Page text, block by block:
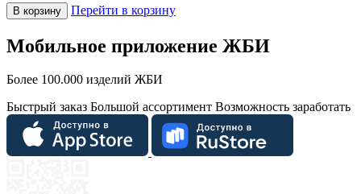
В корзину Перейти в корзину
Мобильное приложение ЖБИ
Более 100.000 изделий ЖБИ
Быстрый заказ Большой ассортимент Возможность заработать